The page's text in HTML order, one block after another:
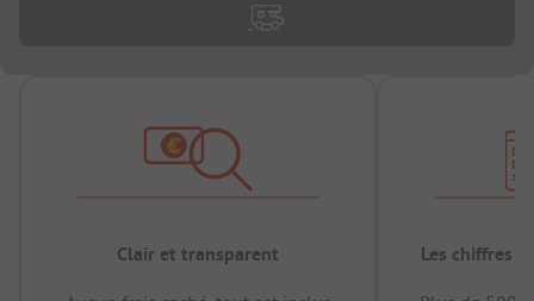
Clair et transparent Les chiffres